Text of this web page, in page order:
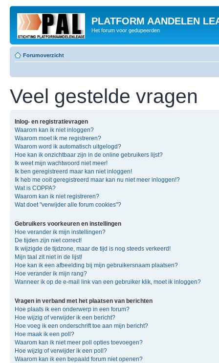
PLATFORM AANDELEN
Het forum voor gedupeerden
Forumoverzicht
Veel gestelde vragen
Inlog- en registratievragen
Waarom kan ik niet inloggen?
Waarom moet ik me registreren?
Waarom word ik automatisch uitgelogd?
Hoe kan ik onzichtbaar zijn in de online gebruikers lijst?
Ik weet mijn wachtwoord niet meer!
Ik ben geregistreerd maar kan niet inloggen!
Ik heb me ooit geregistreerd maar kan nu niet meer inloggen!?
Wat is COPPA?
Waarom kan ik niet registreren?
Wat doet "verwijder alle forum cookies"?
Gebruikers voorkeuren en instellingen
Hoe verander ik mijn instellingen?
De tijden zijn niet correct!
Ik wijzigde de tijdzone, maar de tijd is nog steeds verkeerd!
Mijn taal zit niet in de lijst!
Hoe kan ik een afbeelding bij mijn gebruikersnaam plaatsen?
Hoe verander ik mijn rang?
Wanneer ik op de e-mail link van een gebruiker klik, moet ik inloggen?
Vragen in verband met het plaatsen van berichten
Hoe plaats ik een onderwerp in een forum?
Hoe wijzig of verwijder ik een bericht?
Hoe voeg ik een onderschrift toe aan mijn bericht?
Hoe maak ik een poll?
Waarom kan ik niet meer poll opties toevoegen?
Hoe wijzig of verwijder ik een poll?
Waarom kan ik een bepaald forum niet openen?